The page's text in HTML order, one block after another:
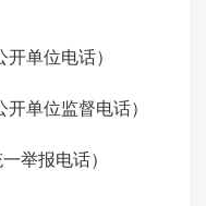
单位电话）
单位监督电话）
举报电话）